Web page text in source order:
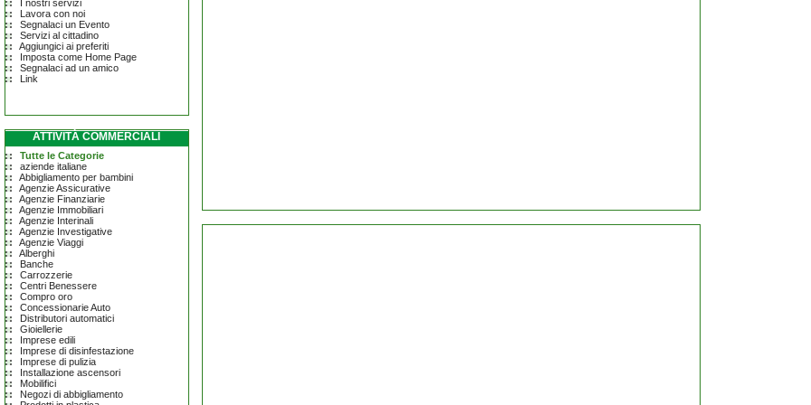
I nostri servizi
Lavora con noi
Segnalaci un Evento
Servizi al cittadino
Aggiungici ai preferiti
Imposta come Home Page
Segnalaci ad un amico
Link
ATTIVITÀ COMMERCIALI
Tutte le Categorie
aziende italiane
Abbigliamento per bambini
Agenzie Assicurative
Agenzie Finanziarie
Agenzie Immobiliari
Agenzie Interinali
Agenzie Investigative
Agenzie Viaggi
Alberghi
Banche
Carrozzerie
Centri Benessere
Compro oro
Concessionarie Auto
Distributori automatici
Gioiellerie
Imprese edili
Imprese di disinfestazione
Imprese di pulizia
Installazione ascensori
Mobilifici
Negozi di abbigliamento